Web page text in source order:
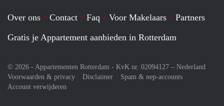
Over ons Contact Faq Voor Makelaars
Partners
Gratis je Appartement aanbieden in Rotterdam
© 2026 - Appartementen Rotterdam - KvK nr. 02094127 – Nederland
Voorwaarden & privacy
Disclaimer
Spam & nep-accounts
Account verwijderen